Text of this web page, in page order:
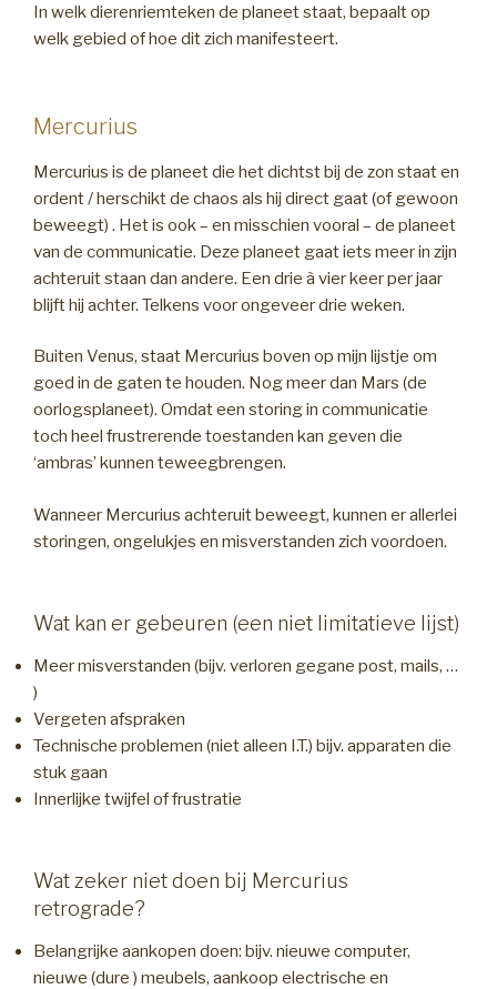
In welk dierenriemteken de planeet staat, bepaalt op
welk gebied of hoe dit zich manifesteert.
Mercurius
Mercurius is de planeet die het dichtst bij de zon staat en
ordent / herschikt de chaos als hij direct gaat (of gewoon
beweegt) . Het is ook – en misschien vooral – de planeet
van de communicatie. Deze planeet gaat iets meer in zijn
achteruit staan dan andere. Een drie à vier keer per jaar
blijft hij achter. Telkens voor ongeveer drie weken.
Buiten Venus, staat Mercurius boven op mijn lijstje om
goed in de gaten te houden. Nog meer dan Mars (de
oorlogsplaneet). Omdat een storing in communicatie
toch heel frustrerende toestanden kan geven die
‘ambras’ kunnen teweegbrengen.
Wanneer Mercurius achteruit beweegt, kunnen er allerlei
storingen, ongelukjes en misverstanden zich voordoen.
Wat kan er gebeuren (een niet limitatieve lijst)
Meer misverstanden (bijv. verloren gegane post, mails, …
)
Vergeten afspraken
Technische problemen (niet alleen I.T.) bijv. apparaten die
stuk gaan
Innerlijke twijfel of frustratie
Wat zeker niet doen bij Mercurius
retrograde?
Belangrijke aankopen doen: bijv. nieuwe computer,
nieuwe (dure ) meubels, aankoop electrische en